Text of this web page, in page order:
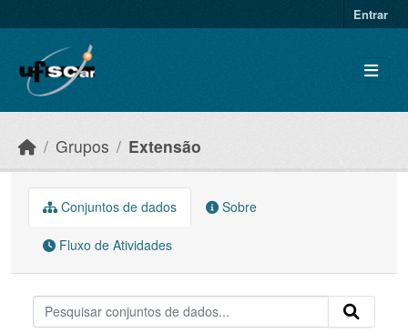
Entrar
Grupos Extensão
Conjuntos de dados Sobre
Fluxo de Atividades